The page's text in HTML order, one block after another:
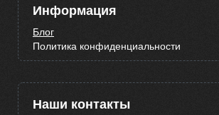
Информация
Блог
Политика конфиденциальности
Наши контакты